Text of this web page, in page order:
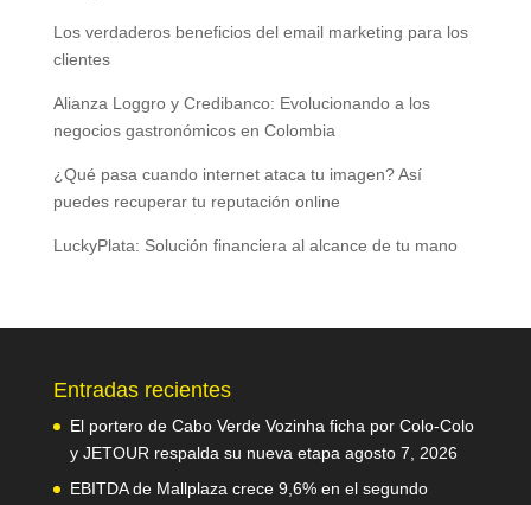
Los verdaderos beneficios del email marketing para los
clientes
Alianza Loggro y Credibanco: Evolucionando a los
negocios gastronómicos en Colombia
¿Qué pasa cuando internet ataca tu imagen? Así
puedes recuperar tu reputación online
LuckyPlata: Solución financiera al alcance de tu mano
Entradas recientes
El portero de Cabo Verde Vozinha ficha por Colo-Colo
y JETOUR respalda su nueva etapa agosto 7, 2026
EBITDA de Mallplaza crece 9,6% en el segundo